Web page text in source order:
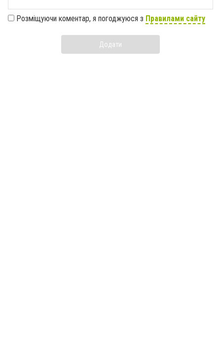
Розміщуючи коментар, я погоджуюся з Правилами сайту
Додати